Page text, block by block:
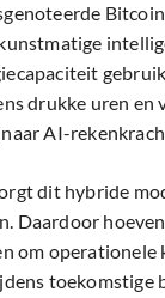
drukke uren en
AI-
dit hybride
Daardoor
om operationele
toekomstige